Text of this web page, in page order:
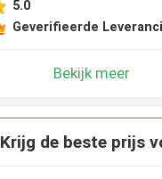
5.0
Geverifieerde
Bekijk meer
Krijg de beste prijs